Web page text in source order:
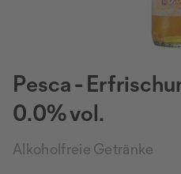
Pesca -
0.0% vol.
Alkoholfreie Getränke